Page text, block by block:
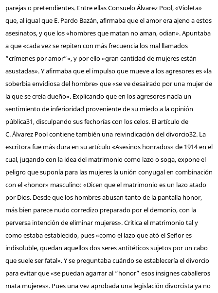
parejas o pretendientes. Entre ellas Consuelo Álvarez Pool, «Violeta»
que, al igual que E. Pardo Bazán, afirmaba que el amor era ajeno a estos
asesinatos, y que los «hombres que matan no aman, odian». Apuntaba
a que «cada vez se repiten con más frecuencia los mal llamados
“crímenes por amor”», y por ello «gran cantidad de mujeres están
asustadas». Y afirmaba que el impulso que mueve a los agresores es «la
soberbia envidiosa del hombre» que «se ve desairado por una mujer de
la que se creía dueño». Explicando que en los agresores nacía un
sentimiento de inferioridad proveniente de su miedo a la opinión
pública31, disculpando sus fechorías con los celos. El artículo de
C. Álvarez Pool contiene también una reivindicación del divorcio32. La
escritora fue más dura en su artículo «Asesinos honrados» de 1914 en el
cual, jugando con la idea del matrimonio como lazo o soga, expone el
peligro que suponía para las mujeres la unión conyugal en combinación
con el «honor» masculino: «Dicen que el matrimonio es un lazo atado
por Dios. Desde que los hombres abusan tanto de la pantalla honor,
más bien parece nudo corredizo preparado por el demonio, con la
perversa intención de eliminar mujeres». Critica el matrimonio tal y
como estaba establecido, pues «como el lazo que ató el Señor es
indisoluble, quedan aquellos dos seres antitéticos sujetos por un cabo
que suele ser fatal». Y se preguntaba cuándo se establecería el divorcio
para evitar que «se puedan agarrar al “honor” esos insignes caballeros
mata mujeres». Pues una vez aprobada una legislación divorcista ya no